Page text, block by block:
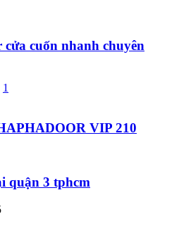
cửa cuốn nhanh chuyên
1
VIP 210
quận 3 tphcm